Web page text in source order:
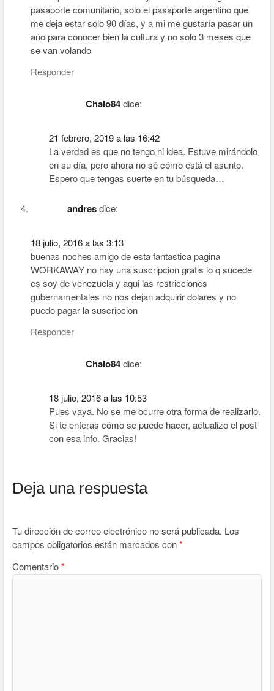
pasaporte comunitario, solo el pasaporte argentino que
me deja estar solo 90 días, y a mi me gustaría pasar un
año para conocer bien la cultura y no solo 3 meses que
se van volando
Responder
Chalo84 dice:
21 febrero, 2019 a las 16:42
La verdad es que no tengo ni idea. Estuve mirándolo
en su día, pero ahora no sé cómo está el asunto.
Espero que tengas suerte en tu búsqueda…
andres dice:
18 julio, 2016 a las 3:13
buenas noches amigo de esta fantastica pagina
WORKAWAY no hay una suscripcion gratis lo q sucede
es soy de venezuela y aqui las restricciones
gubernamentales no nos dejan adquirir dolares y no
puedo pagar la suscripcion
Responder
Chalo84 dice:
18 julio, 2016 a las 10:53
Pues vaya. No se me ocurre otra forma de realizarlo.
Si te enteras cómo se puede hacer, actualizo el post
con esa info. Gracias!
Deja una respuesta
Tu dirección de correo electrónico no será publicada. Los
campos obligatorios están marcados con*
Comentario*